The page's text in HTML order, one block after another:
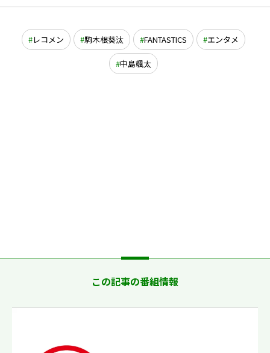
レコメン 駒木根葵汰 FANTASTICS エンタメ
中島颯太
この記事の番組情報